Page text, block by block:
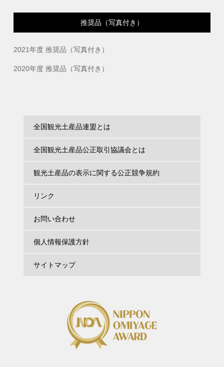
推奨品（写真付き）
2021年度 推奨品（写真付き）
2020年度 推奨品（写真付き）
全国観光土産品連盟とは
全国観光土産品公正取引協議会とは
観光土産品の表示に関する公正競争規約
リンク
お問い合わせ
個人情報保護方針
サイトマップ